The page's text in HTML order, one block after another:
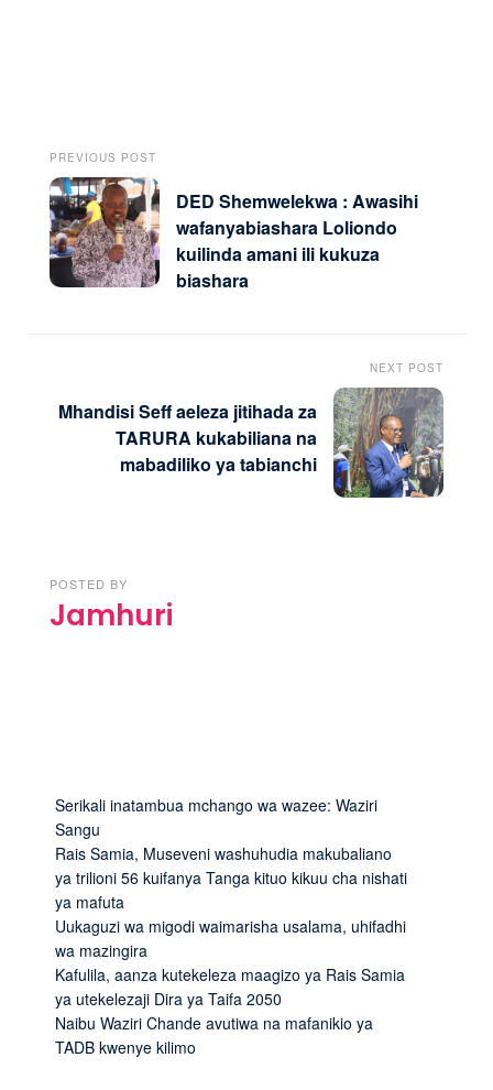
PREVIOUS POST
DED Shemwelekwa : Awasihi
wafanyabiashara Loliondo
kuilinda amani ili kukuza
biashara
NEXT POST
Mhandisi Seff aeleza jitihada za
TARURA kukabiliana na
mabadiliko ya tabianchi
POSTED BY
Jamhuri
Serikali inatambua mchango wa wazee: Waziri
Sangu
Rais Samia, Museveni washuhudia makubaliano
ya trilioni 56 kuifanya Tanga kituo kikuu cha nishati
ya mafuta
Uukaguzi wa migodi waimarisha usalama, uhifadhi
wa mazingira
Kafulila, aanza kutekeleza maagizo ya Rais Samia
ya utekelezaji Dira ya Taifa 2050
Naibu Waziri Chande avutiwa na mafanikio ya
TADB kwenye kilimo